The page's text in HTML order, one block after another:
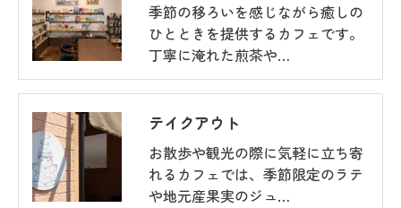
季節の移ろいを感じながら癒しの
ひとときを提供するカフェです。
丁寧に淹れた煎茶や…
テイクアウト
お散歩や観光の際に気軽に立ち寄
れるカフェでは、季節限定のラテ
や地元産果実のジュ…